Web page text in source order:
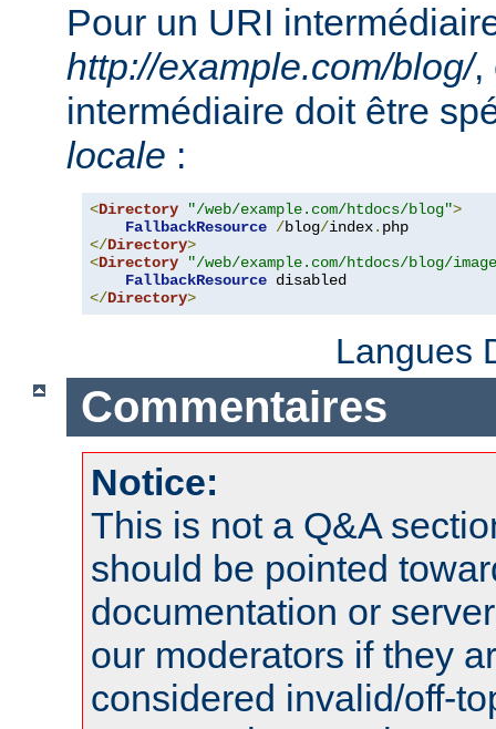
Pour un URI
http://example.com/blog/,
intermédiaire doit être
locale :
<Directory "/web/example.com/htdocs/blog">
FallbackResource /blog/index.
</Directory>
<Directory
"/web/example.com/htdocs/blog/
FallbackResource
</Directory>
Langues
Commentaires
Notice:
This is not a Q&A
should be pointed
documentation or
our moderators if they
considered invalid/off-